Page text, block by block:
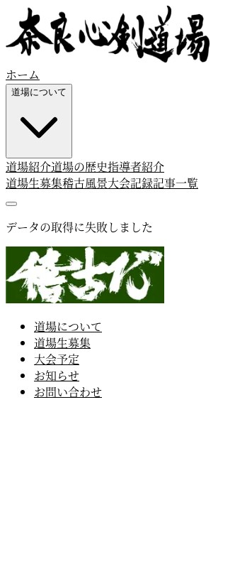
ホーム
道場について
道場紹介道場の歴史指導者紹介
道場生募集稽古風景大会記録記事一覧
データの取得に失敗しました
道場について
道場生募集
大会予定
お知らせ
お問い合わせ